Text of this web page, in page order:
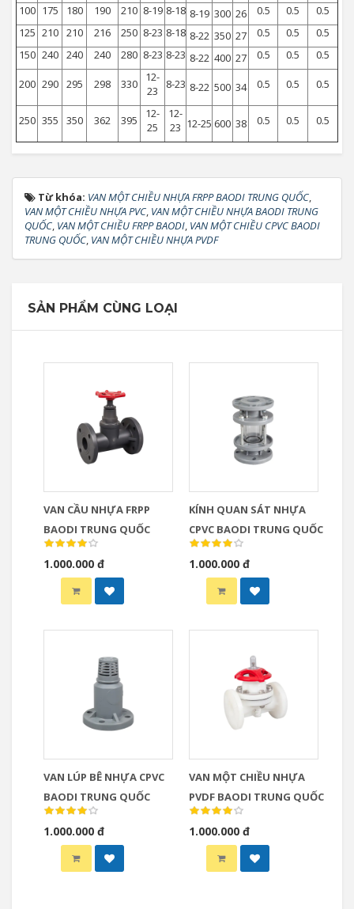
100 175 180 190 210 8-19 8-18 8-19 300 26 0.5 0.5
0.5
125 210 210 216 250 8-23 8-18 8-22 350 27 0.5 0.5
0.5
150 240 240 240 280 8-23 8-23 8-22 400 27 0.5 0.5 0.5
200 290 295 298 330
12-
23
8-23 8-22 500 34 0.5 0.5 0.5
250 355 350 362 395
12-
25
12-
23 12-25 600 38 0.5 0.5 0.5
Từ khóa: VAN MỘT CHIỀU NHỰA FRPP BAODI TRUNG QUỐC,
VAN MỘT CHIỀU NHỰA PVC, VAN MỘT CHIỀU NHỰA BAODI TRUNG
QUỐC, VAN MỘT CHIỀU FRPP BAODI, VAN MỘT CHIỀU CPVC BAODI
TRUNG QUỐC, VAN MỘT CHIỀU NHỰA PVDF
SẢN PHẨM CÙNG LOẠI
VAN CẦU NHỰA FRPP
BAODI TRUNG QUỐC
1.000.000 đ
KÍNH QUAN SÁT NHỰA
CPVC BAODI TRUNG QUỐC
1.000.000 đ
VAN LÚP BÊ NHỰA CPVC
BAODI TRUNG QUỐC
1.000.000 đ
VAN MỘT CHIỀU NHỰA
PVDF BAODI TRUNG QUỐC
1.000.000 đ